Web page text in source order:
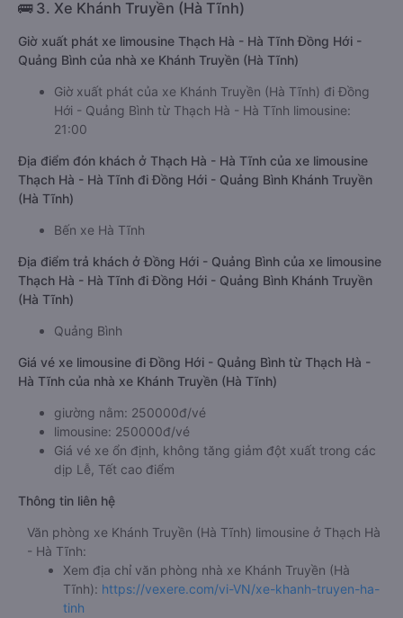
🚌 3. Xe Khánh Truyền (Hà Tĩnh)
Giờ xuất phát xe limousine Thạch Hà - Hà Tĩnh Đồng Hới -
Quảng Bình của nhà xe Khánh Truyền (Hà Tĩnh)
Giờ xuất phát của xe Khánh Truyền (Hà Tĩnh) đi Đồng
Hới - Quảng Bình từ Thạch Hà - Hà Tĩnh limousine:
21:00
Địa điểm đón khách ở Thạch Hà - Hà Tĩnh của xe limousine
Thạch Hà - Hà Tĩnh đi Đồng Hới - Quảng Bình Khánh Truyền
(Hà Tĩnh)
Bến xe Hà Tĩnh
Địa điểm trả khách ở Đồng Hới - Quảng Bình của xe limousine
Thạch Hà - Hà Tĩnh đi Đồng Hới - Quảng Bình Khánh Truyền
(Hà Tĩnh)
Quảng Bình
Giá vé xe limousine đi Đồng Hới - Quảng Bình từ Thạch Hà -
Hà Tĩnh của nhà xe Khánh Truyền (Hà Tĩnh)
giường nằm: 250000đ/vé
limousine: 250000đ/vé
Giá vé xe ổn định, không tăng giảm đột xuất trong các
dịp Lễ, Tết cao điểm
Thông tin liên hệ
Văn phòng xe Khánh Truyền (Hà Tĩnh) limousine ở Thạch Hà
- Hà Tĩnh:
Xem địa chỉ văn phòng nhà xe Khánh Truyền (Hà
Tĩnh): https://vexere.com/vi-VN/xe-khanh-truyen-ha-
tinh